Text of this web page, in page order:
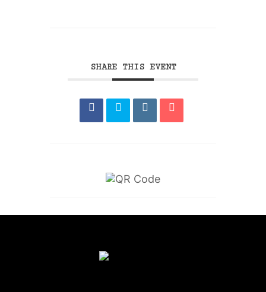
SHARE THIS EVENT